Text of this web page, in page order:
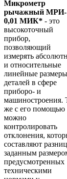
Микрометр
рычажный МРИ-
0,01 МИК* - это
высокоточный
прибор,
позволяющий
измерять
и относительные
линейные размеры
деталей в сфере
приборо- и
машиностроения.
же с его помощью
можно
контролировать
отклонения,
составляют
заданным
предусмотренных
техническими